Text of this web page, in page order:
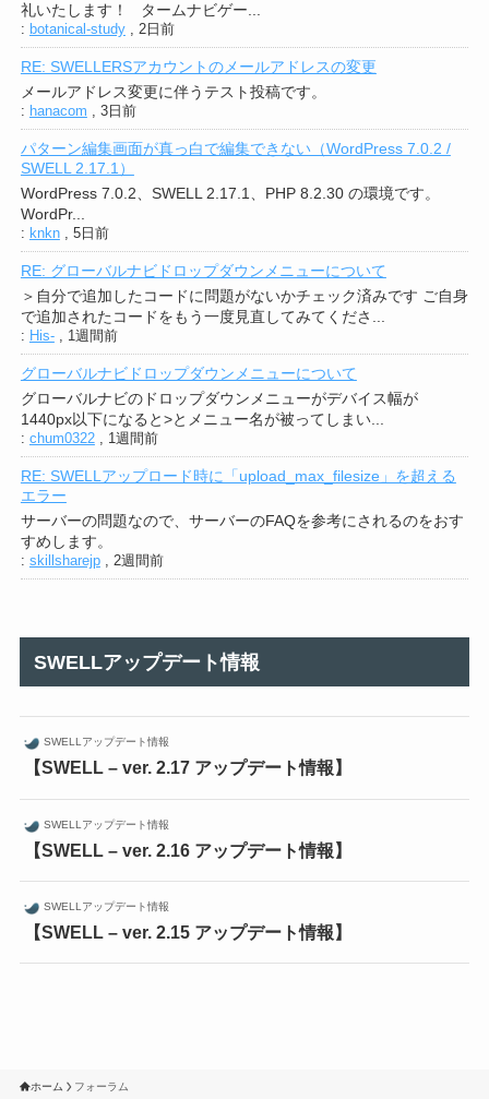
礼いたします！ タームナビゲー...
: botanical-study, 2日前
RE: SWELLERSアカウントのメールアドレスの変更
メールアドレス変更に伴うテスト投稿です。
: hanacom , 3日前
パターン編集画面が真っ白で編集できない（WordPress 7.0.2 /
SWELL 2.17.1）
WordPress 7.0.2、SWELL 2.17.1、PHP 8.2.30 の環境です。
WordPr...
: knkn, 5日前
RE: グローバルナビドロップダウンメニューについて
＞自分で追加したコードに問題がないかチェック済みです ご自身
で追加されたコードをもう一度見直してみてくださ...
: His-, 1週間前
グローバルナビドロップダウンメニューについて
グローバルナビのドロップダウンメニューがデバイス幅が
1440px以下になると>とメニュー名が被ってしまい...
: chum0322, 1週間前
RE: SWELLアップロード時に「upload_max_filesize」を超える
エラー
サーバーの問題なので、サーバーのFAQを参考にされるのをおす
すめします。
: skillsharejp, 2週間前
SWELLアップデート情報
SWELLアップデート情報
【SWELL – ver. 2.17 アップデート情報】
SWELLアップデート情報
【SWELL – ver. 2.16 アップデート情報】
SWELLアップデート情報
【SWELL – ver. 2.15 アップデート情報】
ホーム フォーラム